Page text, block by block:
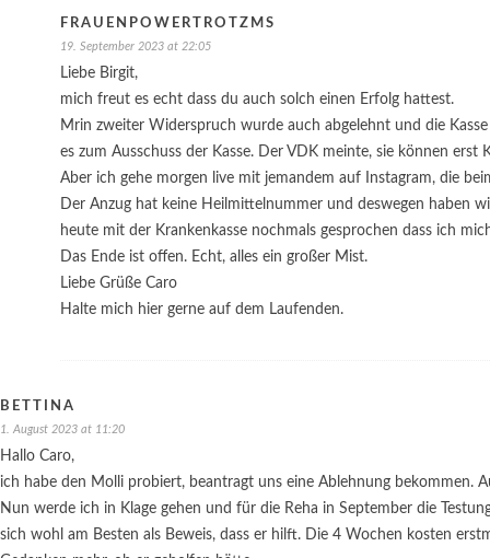
FRAUENPOWERTROTZMS
19. September 2023 at 22:05
Liebe Birgit,
mich freut es echt dass du auch solch einen Erfolg hattest.
Mrin zweiter Widerspruch wurde auch abgelehnt und die
es zum Ausschuss der Kasse. Der VDK meinte, sie können erst
Aber ich gehe morgen live mit jemandem auf Instagram, die
Der Anzug hat keine Heilmittelnummer und deswegen haben
heute mit der Krankenkasse nochmals gesprochen dass ich
Das Ende ist offen. Echt, alles ein großer Mist.
Liebe Grüße Caro
Halte mich hier gerne auf dem Laufenden.
BETTINA
1. August 2023 at 11:20
Hallo Caro,
ich habe den Molli probiert, beantragt uns eine Ablehnung bekommen.
Nun werde ich in Klage gehen und für die Reha in September die
sich wohl am Besten als Beweis, dass er hilft. Die 4 Wochen kosten